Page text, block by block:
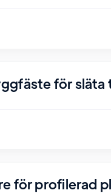
för släta
för profilerad